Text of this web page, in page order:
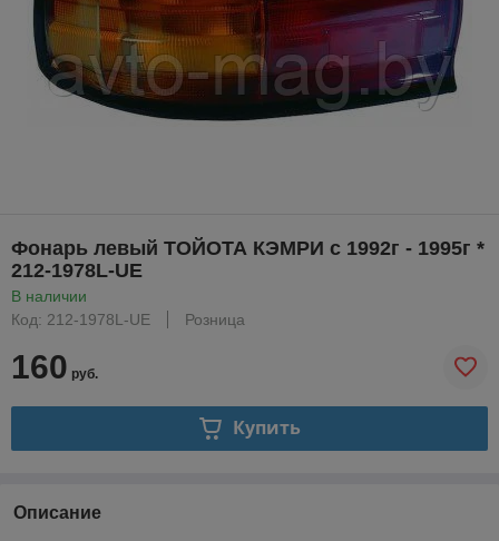
Фонарь левый ТОЙОТА КЭМРИ с 1992г - 1995г *
212-1978L-UE
В наличии
Код: 212-1978L-UE
Розница
160 руб.
Купить
Описание